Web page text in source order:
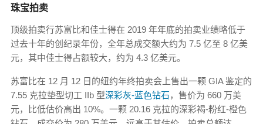
珠宝拍卖
顶级拍卖行苏富比和佳士得在 2019 年年底的拍卖业绩略低于
过去十年的创纪录年份，全年总成交额大约为 7.5 亿至 8 亿美
元，其中佳士得占额较大，约为 4.3 亿美元。
苏富比在 12 月 12 日的纽约年终拍卖会上售出一颗 GIA 鉴定的
7.55 克拉垫型切工 IIb 型深彩灰-蓝色钻石，售价为 660 万美
元，比低估价高出 10%。一颗 20.16 克拉的深彩褐-粉红-橙色